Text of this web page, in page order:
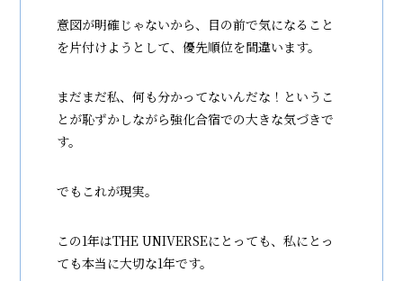
意図が明確じゃないから、目の前で気になること
を片付けようとして、優先順位を間違います。
まだまだ私、何も分かってないんだな！というこ
とが恥ずかしながら強化合宿での大きな気づきで
す。
でもこれが現実。
この1年はTHE UNIVERSEにとっても、私にとっ
ても本当に大切な1年です。